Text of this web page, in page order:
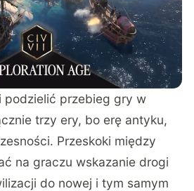
podzielić przebieg gry w
trzy ery, bo erę antyku,
Przeskoki między
na graczu wskazanie drogi
do nowej i tym samym